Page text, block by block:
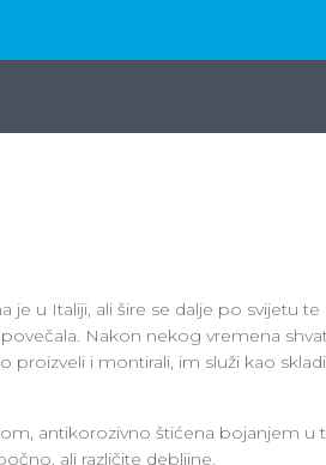
u Italiji, ali šire se dalje po svijetu te
Nakon nekog vremena
i montirali, im služi kao
antikorozivno štićena bojanjem
ali različite debljine.